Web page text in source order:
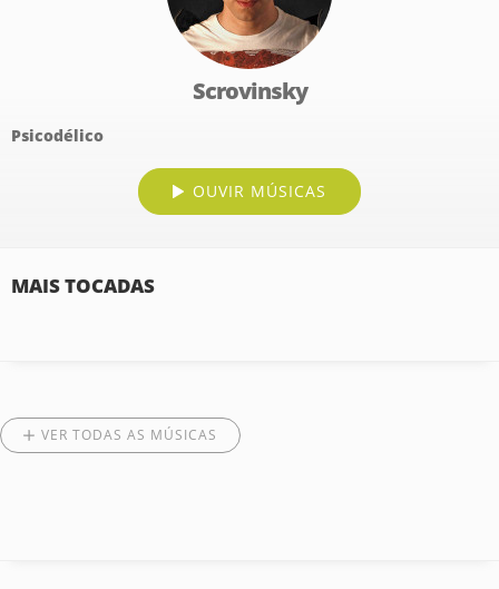
Scrovinsky
Psicodélico
OUVIR MÚSICAS
MAIS TOCADAS
VER TODAS AS MÚSICAS